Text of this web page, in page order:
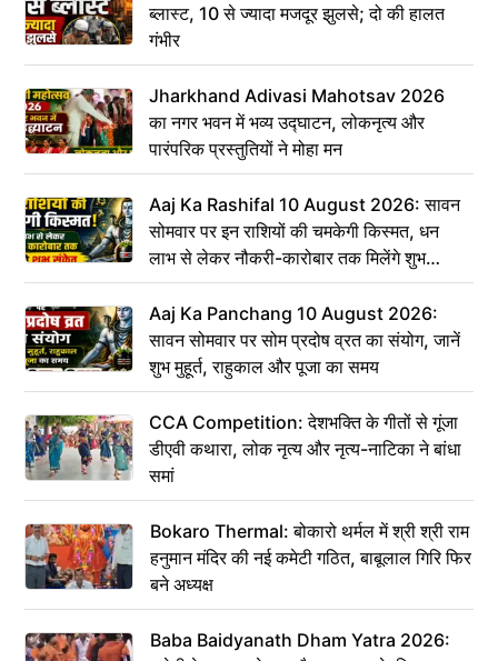
ब्लास्ट, 10 से ज्यादा मजदूर झुलसे; दो की हालत
गंभीर
Jharkhand Adivasi Mahotsav 2026
का नगर भवन में भव्य उद्घाटन, लोकनृत्य और
पारंपरिक प्रस्तुतियों ने मोहा मन
Aaj Ka Rashifal 10 August 2026: सावन
सोमवार पर इन राशियों की चमकेगी किस्मत, धन
लाभ से लेकर नौकरी-कारोबार तक मिलेंगे शुभ
संकेत
Aaj Ka Panchang 10 August 2026:
सावन सोमवार पर सोम प्रदोष व्रत का संयोग, जानें
शुभ मुहूर्त, राहुकाल और पूजा का समय
CCA Competition: देशभक्ति के गीतों से गूंजा
डीएवी कथारा, लोक नृत्य और नृत्य-नाटिका ने बांधा
समां
Bokaro Thermal: बोकारो थर्मल में श्री श्री राम
हनुमान मंदिर की नई कमेटी गठित, बाबूलाल गिरि फिर
बने अध्यक्ष
Baba Baidyanath Dham Yatra 2026: